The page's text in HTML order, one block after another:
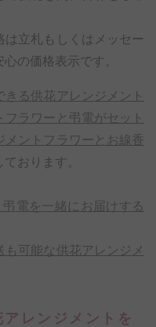
は立札もしくはメッセー
の価格表示です。
る供花アレンジメント
ラワーと弔電がセット
メントフラワーとお線香
ております。
電を一緒にお届けする
可能な供花アレンジメ
レンジメントを